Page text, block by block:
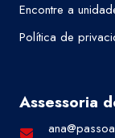
Encontre a
Política de
Assessoria